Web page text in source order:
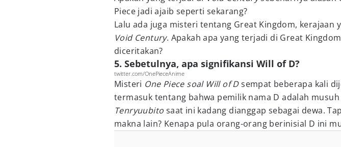
Piece jadi ajaib seperti sekarang?
Lalu ada juga misteri tentang Great Kingdom, kerajaan
Void Century. Apakah apa yang terjadi di Great
diceritakan?
5. Sebetulnya, apa signifikansi Will of D?
twitter.com/OnePieceAnime
Misteri One Piece soal Will of Dsempat beberapa kali
termasuk tentang bahwa pemilik nama D adalah
Tenryuubito saat ini kadang dianggap sebagai dewa.
makna lain? Kenapa pula orang-orang berinisial D ini